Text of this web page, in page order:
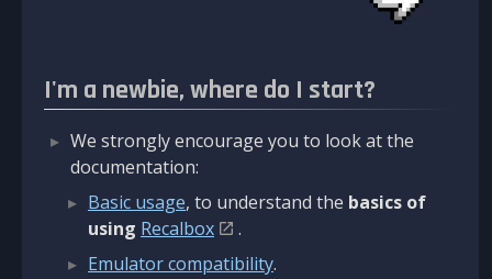
I'm a newbie, where do I start?
We strongly encourage you to look at the
documentation:
Basic usage, to understand the basics of
using Recalbox
.
Emulator compatibility.